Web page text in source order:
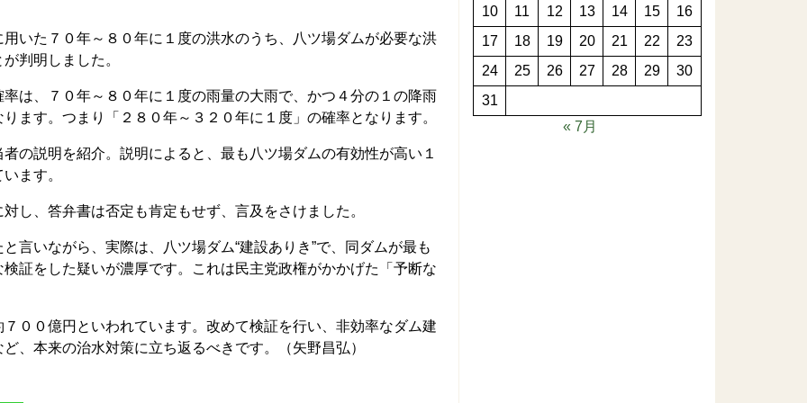
いた７０年～８０年に１度の洪水のうち、八ツ場ダムが必要な洪
判明しました。
は、７０年～８０年に１度の雨量の大雨で、かつ４分の１の降雨
ます。つまり「２８０年～３２０年に１度」の確率となります。
説明を紹介。説明によると、最も八ツ場ダムの有効性が高い１
ます。
、答弁書は否定も肯定もせず、言及をさけました。
いながら、実際は、八ツ場ダム“建設ありき”で、同ダムが最も
証をした疑いが濃厚です。これは民主党政権がかかげた「予断な
００億円といわれています。改めて検証を行い、非効率なダム建
、本来の治水対策に立ち返るべきです。（矢野昌弘）
10 11 12 13 14 15
16
17
18 19 20 21 22
23
24
25 26 27 28 29
30
31
« 7月